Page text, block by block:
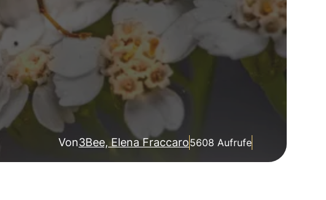
Von3Bee, Elena Fraccaro5608 Aufrufe